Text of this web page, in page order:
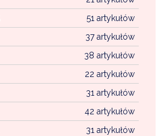
51 artykułów
37 artykułów
38 artykułów
22 artykułów
31 artykułów
42 artykułów
31 artykułów